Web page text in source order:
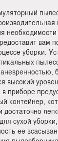
вам
уборки.
высокий
приборе
контейнер,
достаточно
сухой
ее